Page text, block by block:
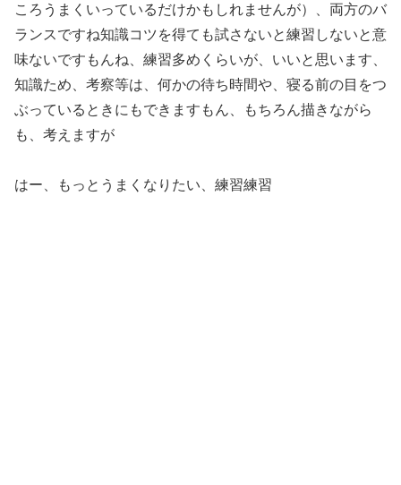
ころうまくいっているだけかもしれませんが）、両方のバ
ランスですね知識コツを得ても試さないと練習しないと意
味ないですもんね、練習多めくらいが、いいと思います、
知識ため、考察等は、何かの待ち時間や、寝る前の目をつ
ぶっているときにもできますもん、もちろん描きながら
も、考えますが
はー、もっとうまくなりたい、練習練習